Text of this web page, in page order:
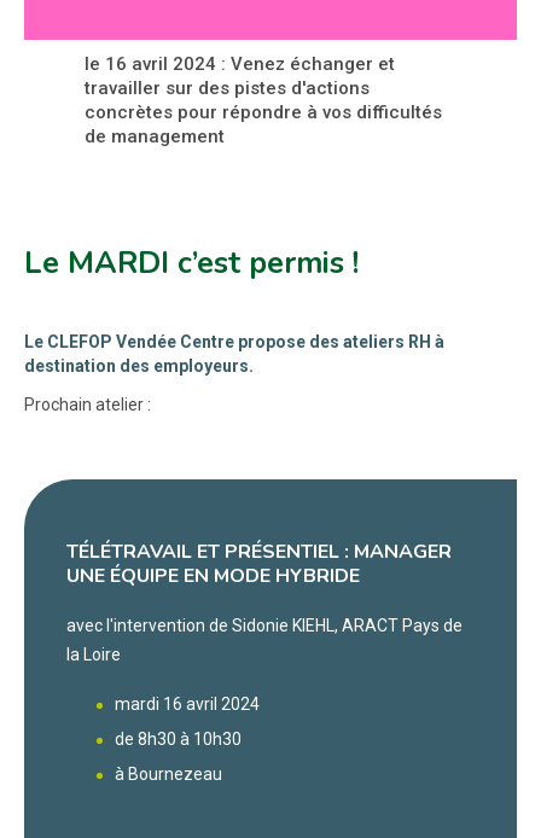
le 16 avril 2024 : Venez échanger et
travailler sur des pistes d'actions
concrètes pour répondre à vos difficultés
de management
Le MARDI c’est permis !
Le CLEFOP Vendée Centre propose des ateliers RH à
destination des employeurs.
Prochain atelier :
TÉLÉTRAVAIL ET PRÉSENTIEL : MANAGER
UNE ÉQUIPE EN MODE HYBRIDE
avec l'intervention de Sidonie KIEHL, ARACT Pays de
la Loire
mardi 16 avril 2024
de 8h30 à 10h30
à Bournezeau